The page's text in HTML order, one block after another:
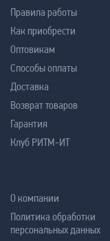
Правила работы
Как приобрести
Оптовикам
Способы оплаты
Доставка
Возврат товаров
Гарантия
Клуб РИТМ-ИТ
О компании
Политика обработки
персональных данных